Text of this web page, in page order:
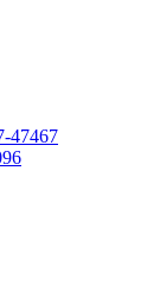
47467